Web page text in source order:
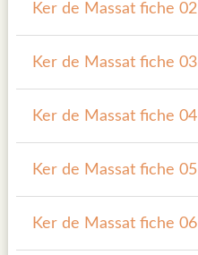
Ker de Massat fiche 02
Ker de Massat fiche 03
Ker de Massat fiche 04
Ker de Massat fiche 05
Ker de Massat fiche 06